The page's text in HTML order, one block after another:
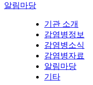
알림마당
기관 소개
감염병정보
감염병소식
감염병자료
알림마당
기타